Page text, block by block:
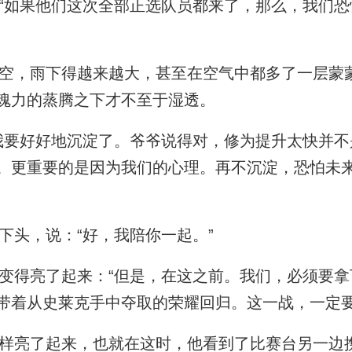
果他们这次全部正选队员都来了，那么，我们
雨下得越来越大，甚至在空气中都多了一层蒙
力的蒸腾之下才不至于湿透。
好好地沉淀了。爷爷说得对，修为提升太快并
更重要的是因为我们的心理。再不沉淀，恐怕未
，说：“好，我陪你一起。”
亮了起来：“但是，在这之前。我们，必须要
着从史莱克手中夺取的荣耀回归。这一战，一定
了起来，也就在这时，他看到了比赛台另一边